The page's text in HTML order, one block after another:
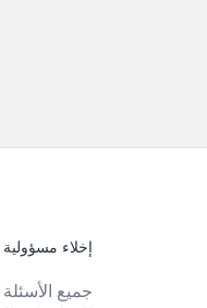
الفوترإخلاء مسؤولية
جميع